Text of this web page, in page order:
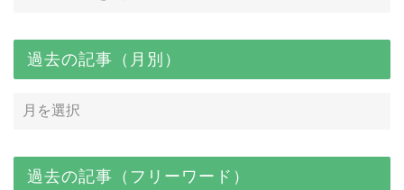
過去の記事（月別）
過去の記事（フリーワード）